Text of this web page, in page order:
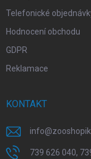
Telefonické
Hodnocení obchodu
GDPR
Reklamace
KONTAKT
info@
739 626 040,